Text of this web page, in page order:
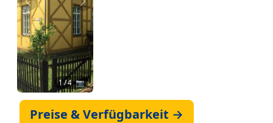
Zurück Weiter
1/ 4 📷
Preise & Verfügbarkeit →